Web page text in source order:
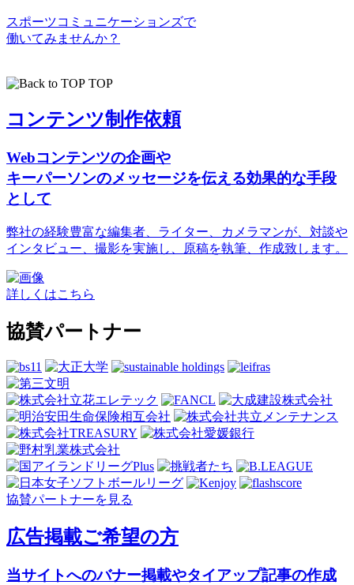
スポーツコミュニケーションズで
働いてみませんか？
TOP
コンテンツ制作依頼
Webコンテンツの企画や
キーパーソンのメッセージを伝える効果的な手段
として
弊社の経験豊富な編集者、ライター、カメラマンが、対談や
インタビュー、撮影を実施し、原稿を執筆、作成致します。
詳しくはこちら
協賛パートナー
協賛パートナーを見る
広告掲載ご希望の方
当サイトへのバナー掲載やタイアップ記事の作成